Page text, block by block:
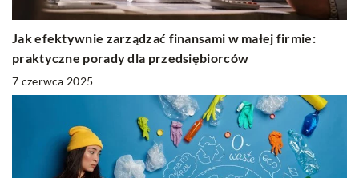
Jak efektywnie zarządzać finansami w małej firmie:
praktyczne porady dla przedsiębiorców
7 czerwca 2025